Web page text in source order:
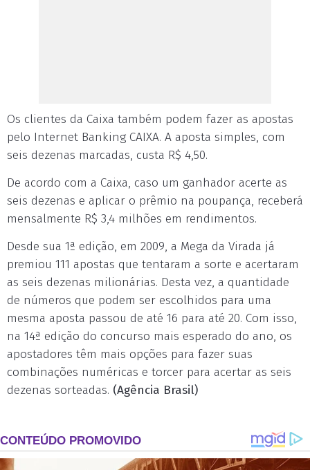
Os clientes da Caixa também podem fazer as apostas
pelo Internet Banking CAIXA. A aposta simples, com
seis dezenas marcadas, custa R$ 4,50.
De acordo com a Caixa, caso um ganhador acerte as
seis dezenas e aplicar o prêmio na poupança, receberá
mensalmente R$ 3,4 milhões em rendimentos.
Desde sua 1ª edição, em 2009, a Mega da Virada já
premiou 111 apostas que tentaram a sorte e acertaram
as seis dezenas milionárias. Desta vez, a quantidade
de números que podem ser escolhidos para uma
mesma aposta passou de até 16 para até 20. Com isso,
na 14ª edição do concurso mais esperado do ano, os
apostadores têm mais opções para fazer suas
combinações numéricas e torcer para acertar as seis
dezenas sorteadas. (Agência Brasil)